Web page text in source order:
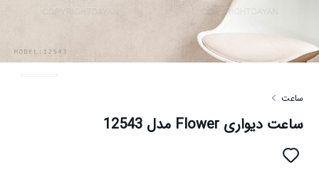
ساعت
ساعت دیواری Flower مدل 12543